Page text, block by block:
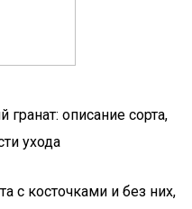
описание сорта,
ухода
с косточками и без них,